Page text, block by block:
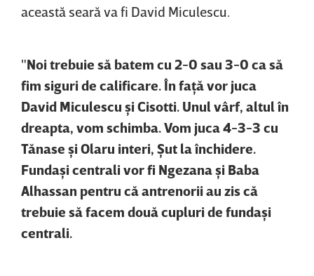
această seară va fi David Miculescu.
"Noi trebuie să batem cu 2-0 sau 3-0 ca să
fim siguri de calificare. În faţă vor juca
David Miculescu şi Cisotti. Unul vârf, altul în
dreapta, vom schimba. Vom juca 4-3-3 cu
Tănase şi Olaru interi, Şut la închidere.
Fundaşi centrali vor fi Ngezana şi Baba
Alhassan pentru că antrenorii au zis că
trebuie să facem două cupluri de fundaşi
centrali.